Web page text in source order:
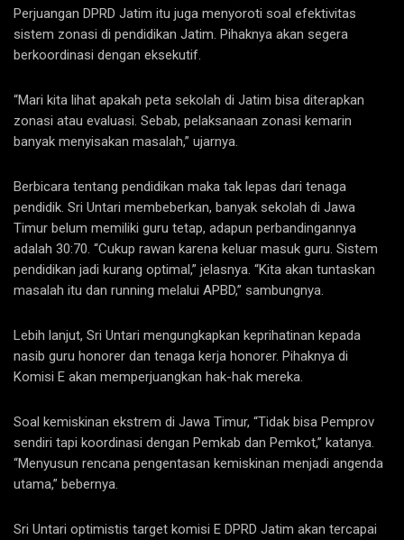
Perjuangan DPRD Jatim itu juga menyoroti soal efektivitas
sistem zonasi di pendidikan Jatim. Pihaknya akan segera
berkoordinasi dengan eksekutif.
“Mari kita lihat apakah peta sekolah di Jatim bisa diterapkan
zonasi atau evaluasi. Sebab, pelaksanaan zonasi kemarin
banyak menyisakan masalah,” ujarnya.
Berbicara tentang pendidikan maka tak lepas dari tenaga
pendidik. Sri Untari membeberkan, banyak sekolah di Jawa
Timur belum memiliki guru tetap, adapun perbandingannya
adalah 30:70. “Cukup rawan karena keluar masuk guru. Sistem
pendidikan jadi kurang optimal,” jelasnya. “Kita akan tuntaskan
masalah itu dan running melalui APBD,” sambungnya.
Lebih lanjut, Sri Untari mengungkapkan keprihatinan kepada
nasib guru honorer dan tenaga kerja honorer. Pihaknya di
Komisi E akan memperjuangkan hak-hak mereka.
Soal kemiskinan ekstrem di Jawa Timur, “Tidak bisa Pemprov
sendiri tapi koordinasi dengan Pemkab dan Pemkot,” katanya.
“Menyusun rencana pengentasan kemiskinan menjadi angenda
utama,” bebernya.
Sri Untari optimistis target komisi E DPRD Jatim akan tercapai